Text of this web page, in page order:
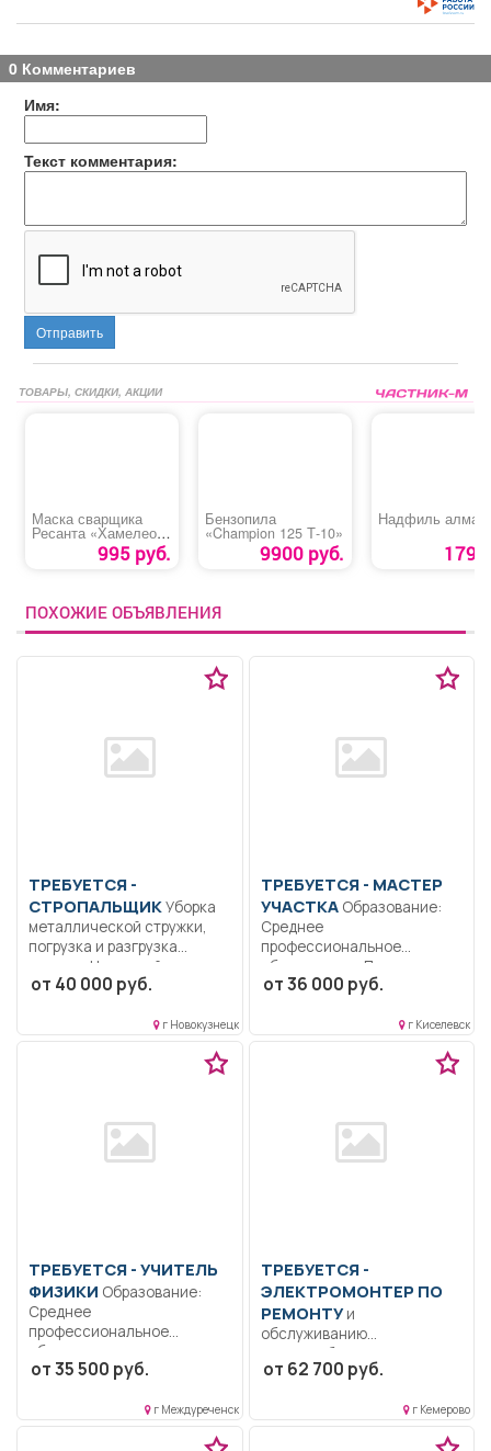
0 Комментариев
Имя:
Текст комментария:
Отправить
ТОВАРЫ, СКИДКИ, АКЦИИ
Маска сварщика
Ресанта «Хамелеон
995 руб.
Бензопила
«Champion 125 Т-10»
9900 руб.
Надфиль
179
ПОХОЖИЕ ОБЪЯВЛЕНИЯ
ТРЕБУЕТСЯ -
СТРОПАЛЬЩИК
металлической стружки,
погрузка и разгрузка
мусора.. Неполный
рабочий...
от 40 000 руб.
г Новокузнецк
ТРЕБУЕТСЯ - МАСТЕР
УЧАСТКАОбразование:
Среднее
профессиональное
образование.. Проводить
постоянные осмотры мест
от 36 000 руб.
г Киселевск
ТРЕБУЕТСЯ - УЧИТЕЛЬ
ФИЗИКИ
Среднее
профессиональное
образование..
Формирование
компетенций и понимания...
от 35 500 руб.
г Междуреченск
ТРЕБУЕТСЯ -
ЭЛЕКТРОМОНТЕР ПО
РЕМОНТУи
обслуживанию
электрооборудования 5
разряд-6 разряд.
профессиональное.. Цех
электроснабжения,...
от 62 700 руб.
г Кемерово